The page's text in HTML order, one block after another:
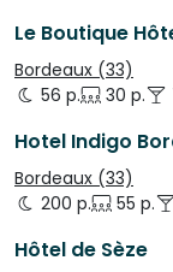
Le Boutique
Bordeaux (33)
56 p.
30 p.
Hotel Indigo
Bordeaux (33)
200 p.
55 p.
Hôtel de Sèze